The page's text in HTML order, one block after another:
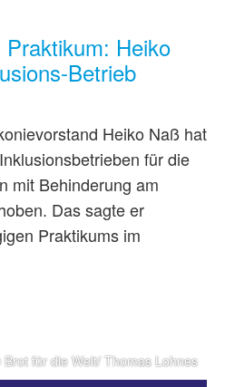
Heiko
Betrieb
Heiko Naß hat
für die
mit Behinderung am
Das sagte er
Praktikums im
für die Welt/ Thomas Lohnes